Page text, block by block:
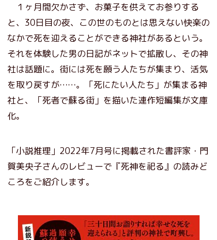
１ヶ月間欠かさず、お菓子を供えてお参りする
と、30日目の夜、この世のものとは思えない快楽の
なかで死を迎えることができる神社があるという。
それを体験した男の日記がネットで拡散し、その神
社は話題に。街には死を願う人たちが集まり、活気
を取り戻すが……。「死にたい人たち」が集まる神
社と、「死者で蘇る街」を描いた連作短編集が文庫
化。
「小説推理」2022年7月号に掲載された書評家・門
賀美央子さんのレビューで『死神を祀る』の読みど
ころをご紹介します。